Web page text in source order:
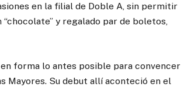
en la filial de Doble A, sin permitir
y regalado par de boletos,
forma lo antes posible para convencer
Mayores. Su debut allí aconteció en el